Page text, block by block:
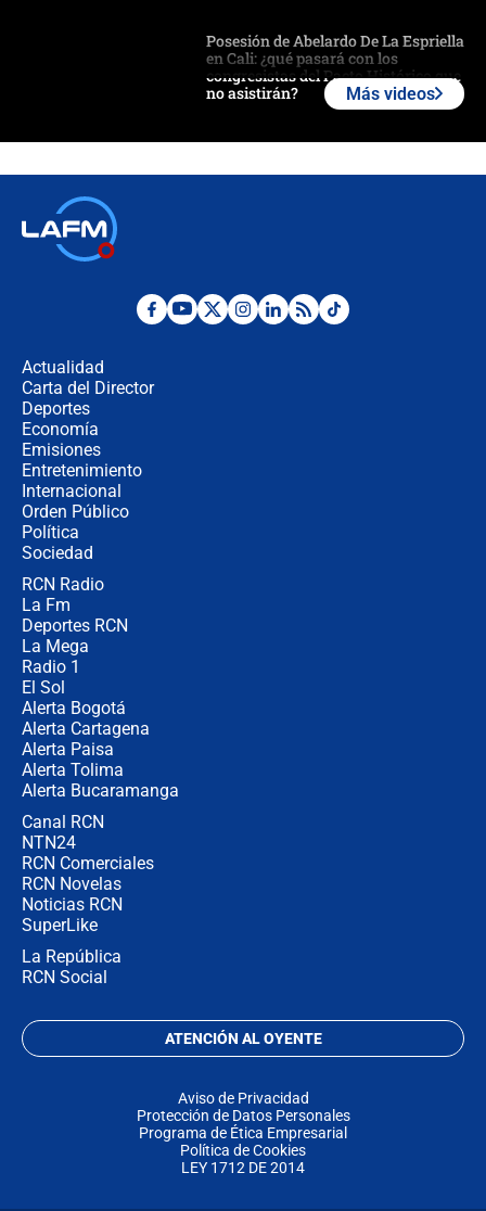
Posesión de Abelardo De La Espriella
en Cali: ¿qué pasará con los
congresistas del Pacto Histórico que
no asistirán?
¿Por qué De la Espriella gobernará
Más videos
Actualidad
Carta del Director
Deportes
Economía
Emisiones
Entretenimiento
Internacional
Orden Público
Política
Sociedad
RCN Radio
La Fm
Deportes RCN
La Mega
Radio 1
El Sol
Alerta Bogotá
Alerta Cartagena
Alerta Paisa
Alerta Tolima
Alerta Bucaramanga
Canal RCN
NTN24
RCN Comerciales
RCN Novelas
Noticias RCN
SuperLike
La República
RCN Social
ATENCIÓN AL OYENTE
Aviso de Privacidad
Protección de Datos Personales
Programa de Ética Empresarial
Política de Cookies
LEY 1712 DE 2014